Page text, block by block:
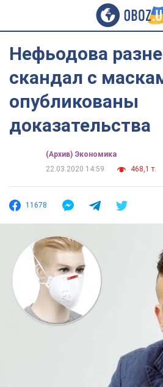
Нефьодова
скандал с
опубликованы
доказательства
(Архив) Экономика
22.03.2020 14:59
468,1 т.
11678